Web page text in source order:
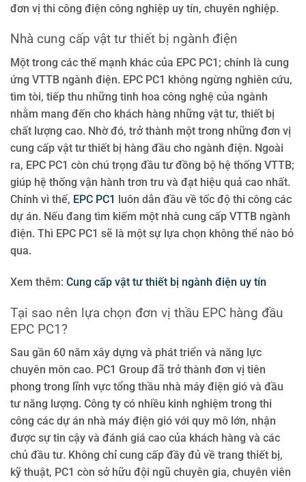
đơn vị thi công điện công nghiệp uy tín, chuyên nghiệp.
Nhà cung cấp vật tư thiết bị ngành điện
Một trong các thế mạnh khác của EPC PC1; chính là cung
ứng VTTB ngành điện. EPC PC1 không ngừng nghiên cứu,
tìm tòi, tiếp thu những tinh hoa công nghệ của ngành
nhằm mang đến cho khách hàng những vật tư, thiết bị
chất lượng cao. Nhờ đó, trở thành một trong những đơn vị
cung cấp vật tư thiết bị hàng đầu cho ngành điện. Ngoài
ra, EPC PC1 còn chú trọng đầu tư đồng bộ hệ thống VTTB;
giúp hệ thống vận hành trơn tru và đạt hiệu quả cao nhất.
Chính vì thế, EPC PC1 luôn dẫn đầu về tốc độ thi công các
dự án. Nếu đang tìm kiếm một nhà cung cấp VTTB ngành
điện. Thì EPC PC1 sẽ là một sự lựa chọn không thể nào bỏ
qua.
Xem thêm: Cung cấp vật tư thiết bị ngành điện uy tín
Tại sao nên lựa chọn đơn vị thầu EPC hàng đầu
EPC PC1?
Sau gần 60 năm xây dựng và phát triển và năng lực
chuyên môn cao. PC1 Group đã trở thành đơn vị tiên
phong trong lĩnh vực tổng thầu nhà máy điện gió và đầu
tư năng lượng. Công ty có nhiều kinh nghiệm trong thi
công các dự án nhà máy điện gió với quy mô lớn, nhận
được sự tin cậy và đánh giá cao của khách hàng và các
chủ đầu tư. Không chỉ cung cấp đầy đủ về trang thiết bị,
kỹ thuật, PC1 còn sở hữu đội ngũ chuyên gia, chuyên viên